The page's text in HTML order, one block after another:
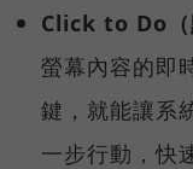
Click to Do（
螢幕內容的即
鍵，就能讓系
一步行動，快